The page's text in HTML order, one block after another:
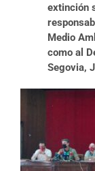
extinción
Medio
como al
Segovia,